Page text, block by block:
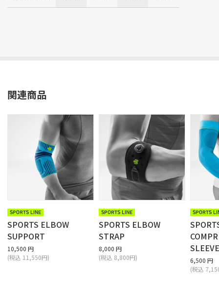
関連商品
SPORTS LINE
SPORTS ELBOW
SUPPORT
10,500 円
(税込 11,550円)
SPORTS LINE
SPORTS ELBOW
STRAP
8,000 円
(税込 8,800円)
SPORTS
6,500 円
(税込